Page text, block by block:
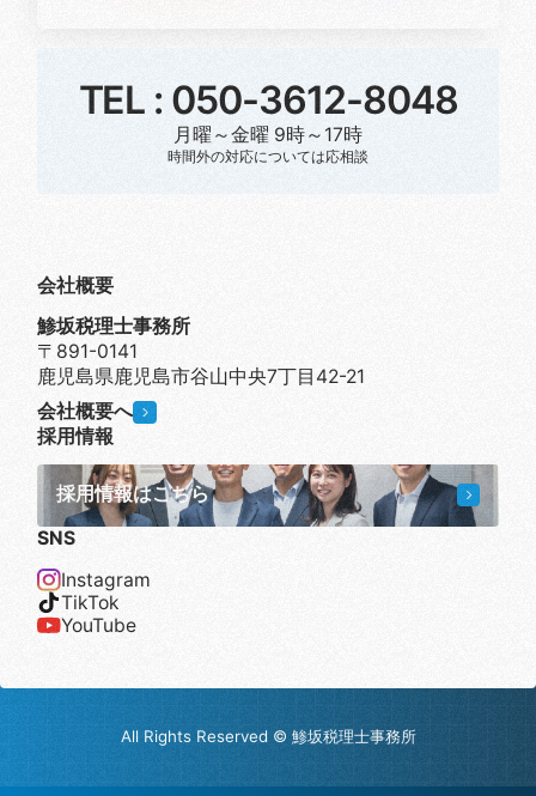
会社概要
鯵坂税理士事務所
〒891-0141
鹿児島県鹿児島市谷山中央7丁目42-21
会社概要へ
採用情報
採用情報はこちら
SNS
Instagram
TikTok
YouTube
TEL : 050-3612-8048
月曜～金曜 9時～17時
時間外の対応については応相談
All Rights Reserved © 鯵坂税理士事務所